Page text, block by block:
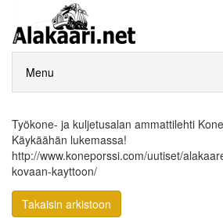
Menu
Työkone- ja kuljetusalan ammattilehti
Käykäähän lukemassa!
http://www.koneporssi.com/uutiset/
kovaan-kayttoon/
Takaisin arkistoon